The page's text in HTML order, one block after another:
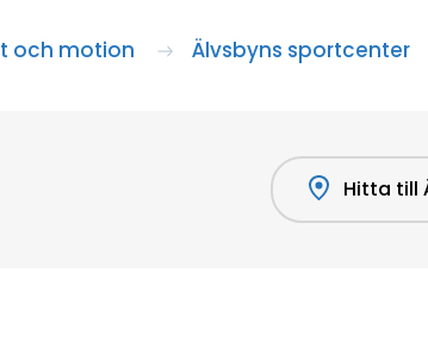
och motion Älvsbyns sportcenter
Hitta till